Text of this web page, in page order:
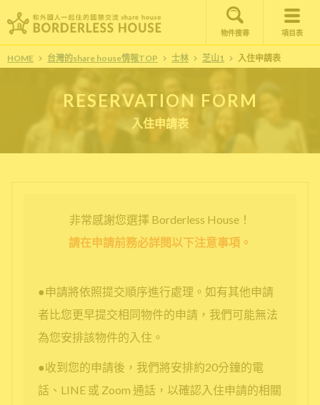
物件搜尋 項目表
HOME 台灣的share house情報TOP 士林 芝山1 入住申請表
RESERVATION FORM
入住申請表
非常感謝您選擇 Borderless House！
請在申請前務必詳閱以下注意事項。
●申請將依照提交順序進行處理。如有其他申請
者比您更早提交相同物件的申請，我們可能無法
為您安排該物件的入住。
●收到您的申請後，我們將安排約20分鐘的電
話、LINE 或 Zoom 通話，以確認入住申請的相關